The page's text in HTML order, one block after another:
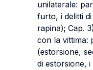
unilaterale:
furto, i delitti
rapina); Cap.
con la vittima:
(estorsione,
di estorsione,